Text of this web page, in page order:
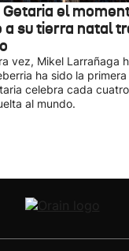
el
a su tierra natal
vez, Mikel Larrañaga
ha sido la
celebra cada
al mundo.